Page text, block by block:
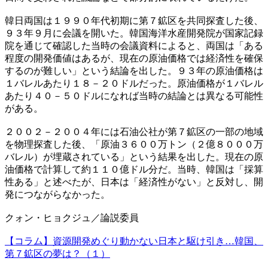
韓日両国は１９９０年代初期に第７鉱区を共同探査した後、
９３年９月に会議を開いた。韓国海洋水産開発院が国家記録
院を通じて確認した当時の会議資料によると、両国は「ある
程度の開発価値はあるが、現在の原油価格では経済性を確保
するのが難しい」という結論を出した。９３年の原油価格は
１バレルあたり１８－２０ドルだった。原油価格が１バレル
あたり４０－５０ドルになれば当時の結論とは異なる可能性
がある。
２００２－２００４年には石油公社が第７鉱区の一部の地域
を物理探査した後、「原油３６００万トン（２億８０００万
バレル）が埋蔵されている」という結果を出した。現在の原
油価格で計算して約１１０億ドル分だ。当時、韓国は「採算
性ある」と述べたが、日本は「経済性がない」と反対し、開
発につながらなかった。
クォン・ヒョクジュ／論説委員
【コラム】資源開発めぐり動かない日本と駆け引き…韓国、
第７鉱区の夢は？（１）